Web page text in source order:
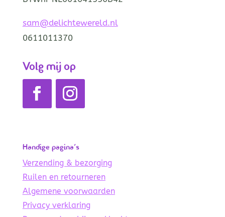
sam@delichtewereld.nl
0611011370
Volg mij op
Handige pagina’s
Verzending & bezorging
Ruilen en retourneren
Algemene voorwaarden
Privacy verklaring